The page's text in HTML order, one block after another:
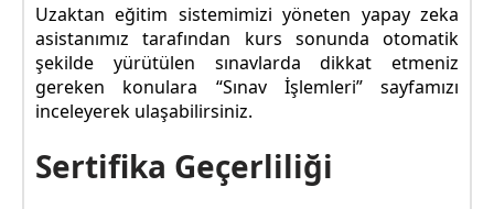
Uzaktan eğitim sistemimizi yöneten yapay zeka
asistanımız tarafından kurs sonunda otomatik
şekilde yürütülen sınavlarda dikkat etmeniz
gereken konulara “Sınav İşlemleri” sayfamızı
inceleyerek ulaşabilirsiniz.
Sertifika Geçerliliği